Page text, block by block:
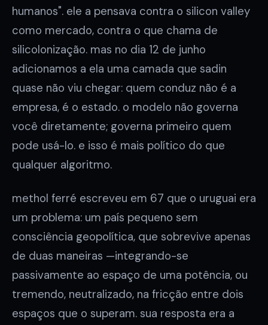
humanos". ele a pensava contra o silicon valley
como mercado, contra o que chama de
silicolonização. mas no dia 12 de junho
adicionamos a ela uma camada que sadin
quase não viu chegar: quem conduz não é a
empresa, é o estado. o modelo não governa
você diretamente; governa primeiro quem
pode usá-lo. e isso é mais político do que
qualquer algoritmo.
methol ferré escreveu em 67 que o uruguai era
um problema: um país pequeno sem
consciência geopolítica, que sobrevive apenas
de duas maneiras —integrando-se
passivamente ao espaço de uma potência, ou
tremendo, neutralizado, na fricção entre dois
espaços que o superam. sua resposta era a